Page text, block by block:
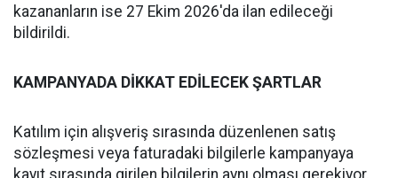
kazananların ise 27 Ekim 2026'da ilan edileceği
bildirildi.
KAMPANYADA DİKKAT EDİLECEK ŞARTLAR
Katılım için alışveriş sırasında düzenlenen satış
sözleşmesi veya faturadaki bilgilerle kampanyaya
kayıt sırasında girilen bilgilerin aynı olması gerekiyor.